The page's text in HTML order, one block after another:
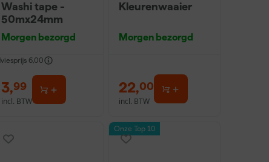
Washi tape -
50mx24mm
Morgen bezorgd
6,00
3,99
incl. BTW
Kleurenwaaier
Morgen bezorgd
22,00
incl. BTW
Onze Top 10